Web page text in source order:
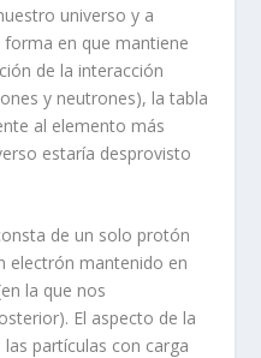
universo y a
en que mantiene
de la interacción
y neutrones), la tabla
al elemento más
estaría desprovisto
de un solo protón
electrón mantenido en
la que nos
El aspecto de la
partículas con carga